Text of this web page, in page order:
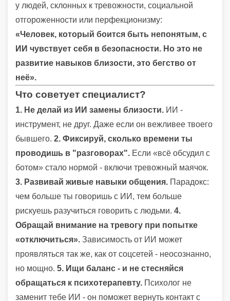
у людей, склонных к тревожности, социальной
отгороженности или перфекционизму:
«Человек, который боится быть непонятым, с
ИИ чувствует себя в безопасности. Но это не
развитие навыков близости, это бегство от
неё».
Что советует специалист?
1. Не делай из ИИ замены близости. ИИ -
инструмент, не друг. Даже если он вежливее твоего
бывшего. 2. Фиксируй, сколько времени ты
проводишь в "разговорах". Если «всё обсудил с
ботом» стало нормой - включи тревожный маячок.
3. Развивай живые навыки общения. Парадокс:
чем больше ты говоришь с ИИ, тем больше
рискуешь разучиться говорить с людьми. 4.
Обращай внимание на тревогу при попытке
«отключиться». Зависимость от ИИ может
проявляться так же, как от соцсетей - неосознанно,
но мощно. 5. Ищи баланс - и не стесняйся
обращаться к психотерапевту. Психолог не
заменит тебе ИИ - он поможет вернуть контакт с